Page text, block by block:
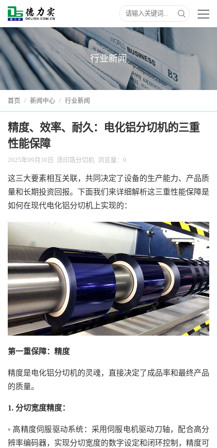
行业新闻
首页 / 新闻中心 / 行业新闻
精度、效率、耐久：电化铝分切机的三重
性能保障
2025年09月30日 烫印箔分切机 浏览量： 0
这三大要素相互关联，共同决定了设备的生产能力、产品质
量和长期投资回报。下面我们来详细解析这三重性能保障是
如何在现代电化铝分切机上实现的：
第一重保障：精度
精度是电化铝分切机的灵魂，直接决定了成品率和最终产品
的质量。
1. 分切宽度精度：
◦ 高精度伺服驱动系统：采用伺服电机驱动刀轴，配合高分
辨率编码器，实现分切宽度的数字设定和闭环控制，精度可